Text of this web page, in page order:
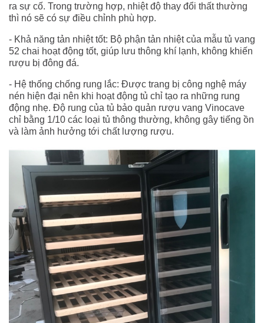
ra sự cố. Trong trường hợp, nhiệt độ thay đổi thất thường
thì nó sẽ có sự điều chỉnh phù hợp.
- Khả năng tản nhiệt tốt: Bộ phận tản nhiệt của mẫu tủ vang
52 chai hoạt động tốt, giúp lưu thông khí lạnh, không khiến
rượu bị đông đá.
- Hệ thống chống rung lắc: Được trang bị công nghệ máy
nén hiện đại nên khi hoạt động tủ chỉ tạo ra những rung
động nhẹ. Độ rung của tủ bảo quản rượu vang Vinocave
chỉ bằng 1/10 các loại tủ thông thường, không gây tiếng ồn
và làm ảnh hưởng tới chất lượng rượu.